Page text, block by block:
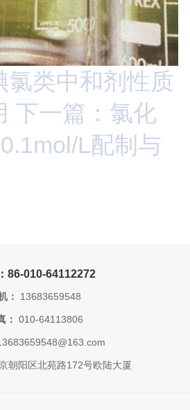
氯类中和剂性质
下一篇：氯化
L配制与
86-010-64112272
： 13683659548
： 010-64113806
朝阳区北苑路172号欧陆大厦